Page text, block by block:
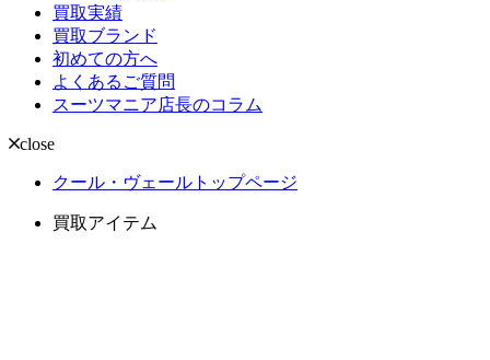
買取実績
買取ブランド
初めての方へ
よくあるご質問
スーツマニア店長のコラム
close
クール・ヴェールトップページ
買取アイテム